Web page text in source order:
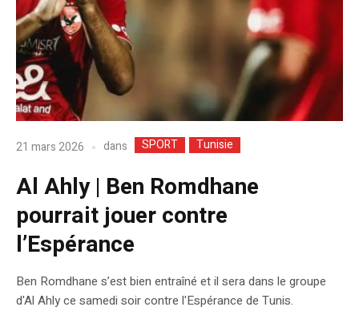
21 mars 2026 dans SPORT Tunisie
Al Ahly | Ben Romdhane
pourrait jouer contre
l’Espérance
Ben Romdhane s’est bien entraîné et il sera dans le groupe
d'Al Ahly ce samedi soir contre l'Espérance de Tunis.